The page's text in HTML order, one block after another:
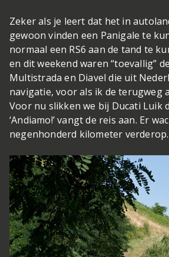
Zeker als je leert dat het in
gewoon vinden een Panigale te
normaal een RS6 aan de tand te
en dit weekend waren “toevallig”
Multistrada en Diavel die uit
navigatie, voor als ik de terugweg
Voor nu slikken we bij Ducati Luik
‘Andiamo!’ vangt de reis aan. Er
negenhonderd kilometer verderop.